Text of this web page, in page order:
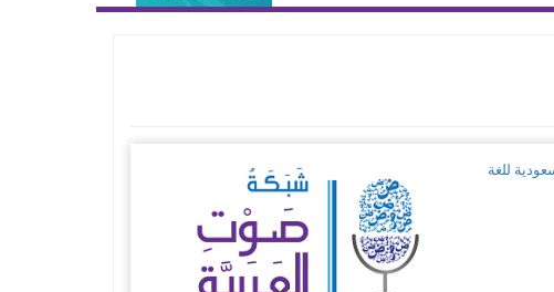
للغة